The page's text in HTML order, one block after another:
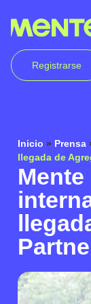
Registrarse
Inicio » Prensa
llegada de
Mente